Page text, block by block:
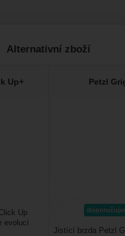
přidána žádná recenze.
Alternativní zboží
Up+
Up
evolucí
Petzl
Jistící brzda Petzl